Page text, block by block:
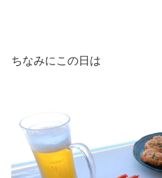
ちなみにこの日は